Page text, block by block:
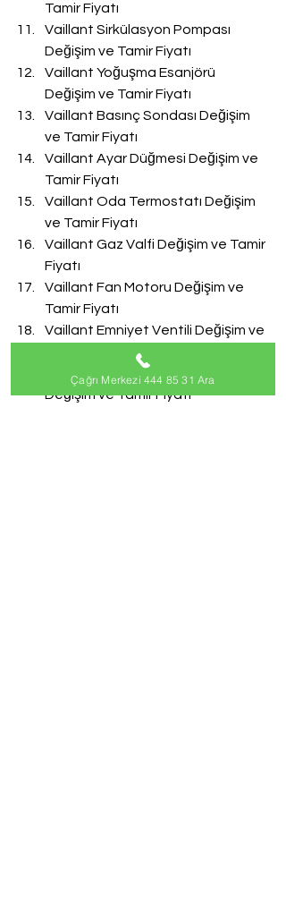
Tamir Fiyatı
Vaillant Sirkülasyon Pompası
Değişim ve Tamir Fiyatı
Vaillant Yoğuşma Esanjörü
Değişim ve Tamir Fiyatı
Vaillant Basınç Sondası Değişim
ve Tamir Fiyatı
Vaillant Ayar Düğmesi Değişim ve
Tamir Fiyatı
Vaillant Oda Termostatı Değişim
ve Tamir Fiyatı
Vaillant Gaz Valfi Değişim ve Tamir
Fiyatı
Vaillant Fan Motoru Değişim ve
Tamir Fiyatı
Vaillant Emniyet Ventili Değişim ve
Vaillant Doldurma Musluğu
Değişim ve Tamir Fiyatı
Çağrı Merkezi 444 85 31 Ara